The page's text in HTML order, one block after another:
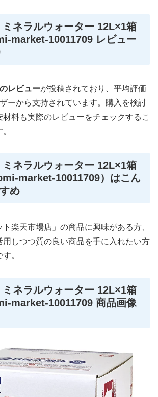
ミネラルウォーター 12L×1箱
market-10011709 レビュー
レビューが投稿されており、平均評価
ーから支持されています。購入を検討
材料も実際のレビューをチェックするこ
ミネラルウォーター 12L×1箱
market-10011709）はこん
め
ト楽天市場店」の商品に興味がある方、
用しつつ質の良い商品を手に入れたい方
。
ミネラルウォーター 12L×1箱
market-10011709 商品画像